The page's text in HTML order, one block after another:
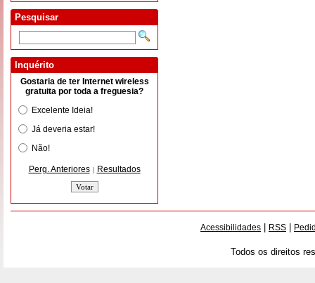
Pesquisar
Inquérito
Gostaria de ter Internet wireless
gratuita por toda a freguesia?
Excelente Ideia!
Já deveria estar!
Não!
Perg. Anteriores | Resultados
Acessibilidades RSS
Todos os direitos